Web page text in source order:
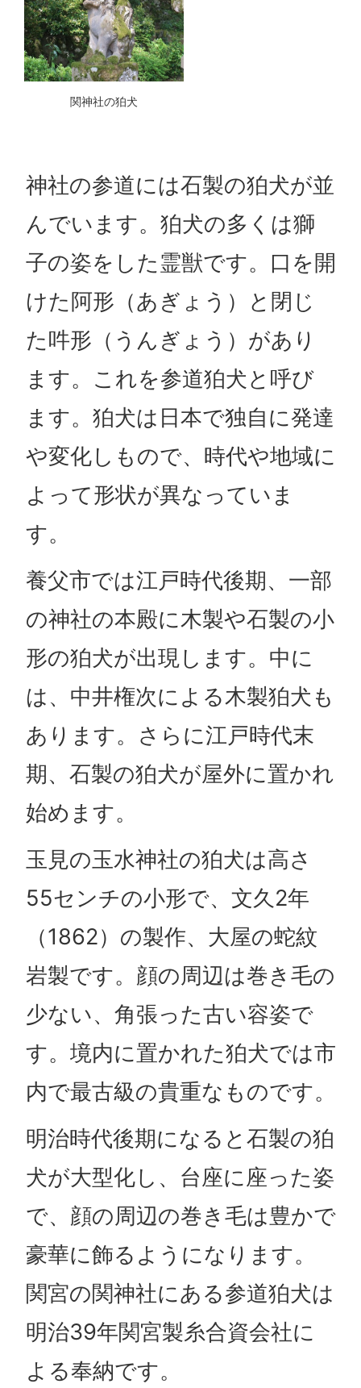
関神社の狛犬
神社の参道には石製の狛犬が並
んでいます。狛犬の多くは獅
子の姿をした霊獣です。口を開
けた阿形（あぎょう）と閉じ
た吽形（うんぎょう）があり
ます。これを参道狛犬と呼び
ます。狛犬は日本で独自に発達
や変化しもので、時代や地域に
よって形状が異なっていま
す。
養父市では江戸時代後期、一部
の神社の本殿に木製や石製の小
形の狛犬が出現します。中に
は、中井権次による木製狛犬も
あります。さらに江戸時代末
期、石製の狛犬が屋外に置かれ
始めます。
玉見の玉水神社の狛犬は高さ
55センチの小形で、文久2年
（1862）の製作、大屋の蛇紋
岩製です。顔の周辺は巻き毛の
少ない、角張った古い容姿で
す。境内に置かれた狛犬では市
内で最古級の貴重なものです。
明治時代後期になると石製の狛
犬が大型化し、台座に座った姿
で、顔の周辺の巻き毛は豊かで
豪華に飾るようになります。
関宮の関神社にある参道狛犬は
明治39年関宮製糸合資会社に
よる奉納です。